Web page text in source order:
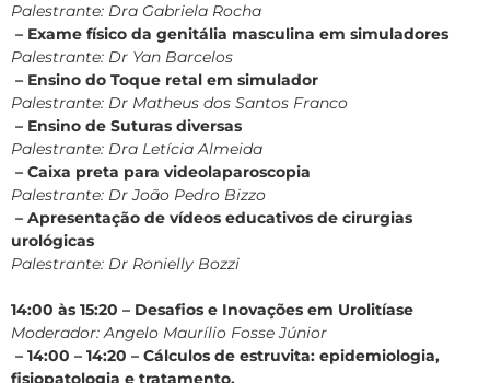
Palestrante: Dra Gabriela Rocha
– Exame físico da genitália masculina em simuladores
Palestrante: Dr Yan Barcelos
– Ensino do Toque retal em simulador
Palestrante: Dr Matheus dos Santos Franco
– Ensino de Suturas diversas
Palestrante: Dra Letícia Almeida
– Caixa preta para videolaparoscopia
Palestrante: Dr João Pedro Bizzo
– Apresentação de vídeos educativos de cirurgias
urológicas
Palestrante: Dr Ronielly Bozzi
14:00 às 15:20 – Desafios e Inovações em Urolitíase
Moderador: Angelo Maurílio Fosse Júnior
– 14:00 – 14:20 – Cálculos de estruvita: epidemiologia,
fisiopatologia e tratamento.